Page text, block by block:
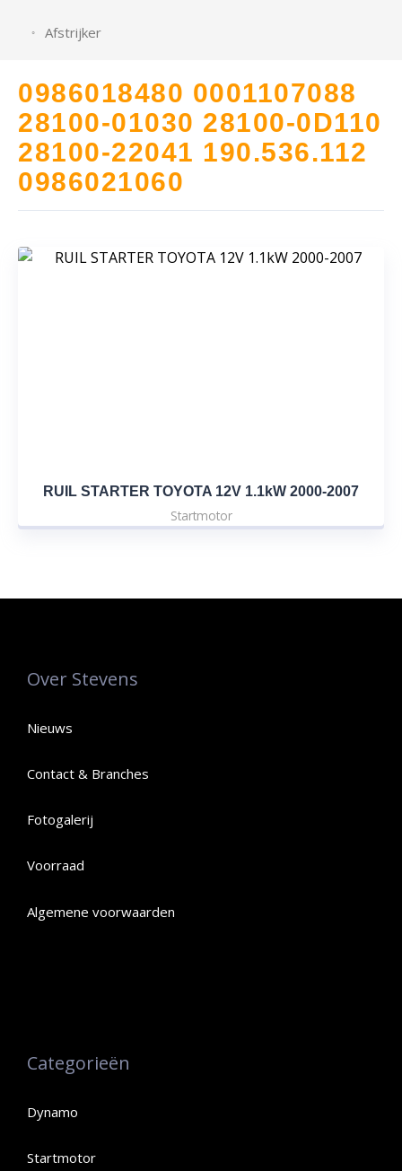
Afstrijker
0986018480 0001107088
28100-01030 28100-0D110
28100-22041 190.536.112
0986021060
RUIL STARTER TOYOTA 12V 1.1kW 2000-2007
Startmotor
Over Stevens
Nieuws
Contact & Branches
Fotogalerij
Voorraad
Algemene voorwaarden
Categorieën
Dynamo
Startmotor